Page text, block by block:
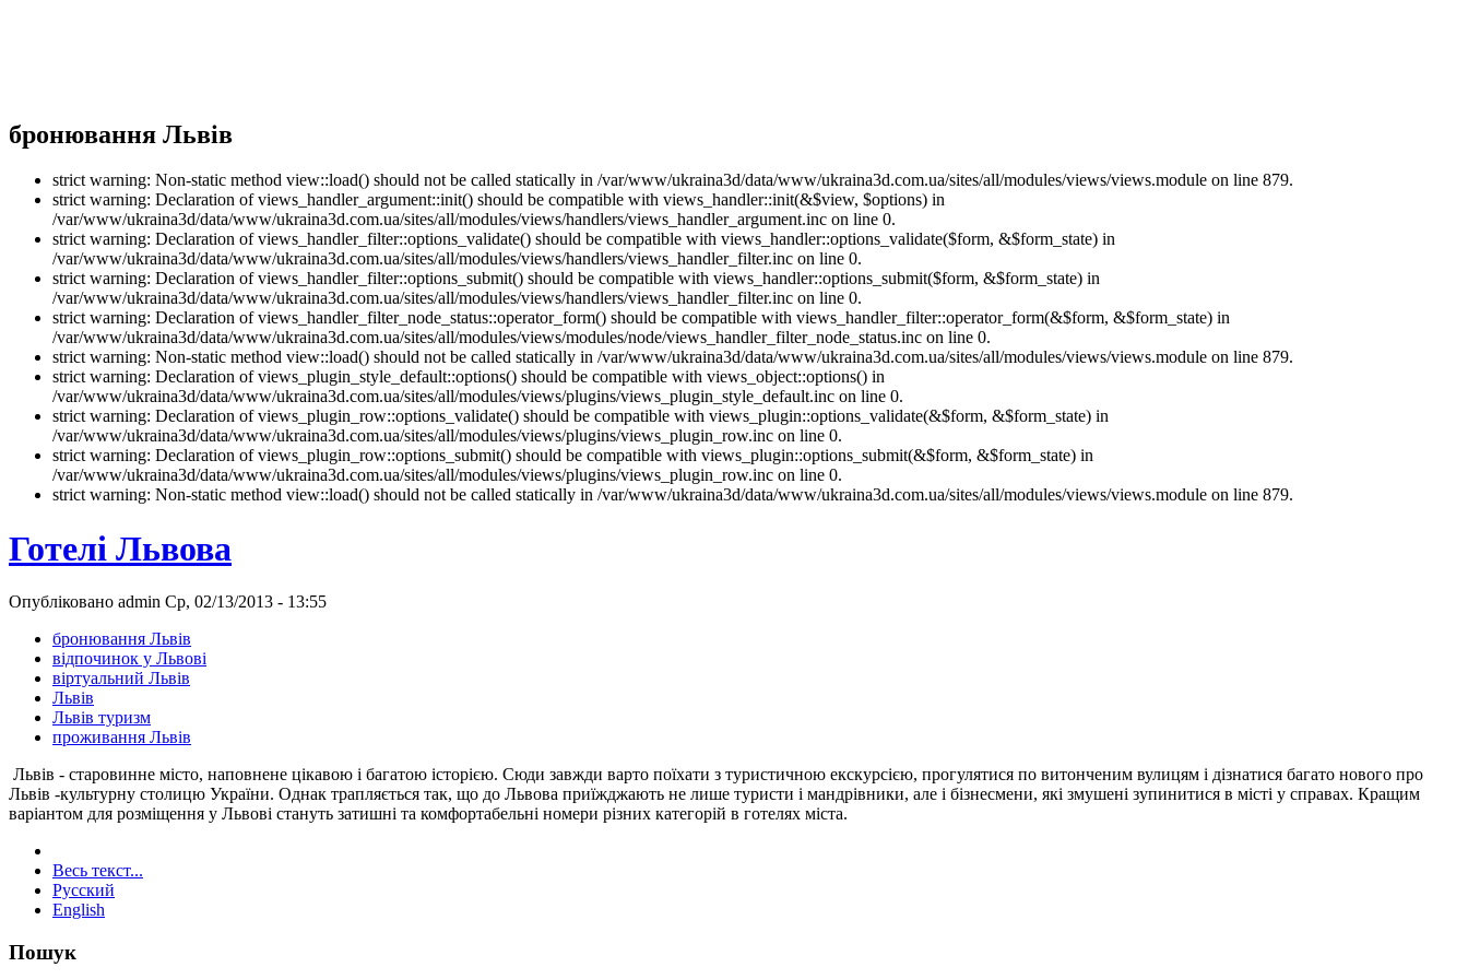
бронювання Львів
strict warning: Non-static method view::load() should not be called statically in /var/www/ukraina3d/data/www/ukraina3d.com.ua/sites/all/modules/views/views.module on line 879.
strict warning: Declaration of views_handler_argument::init() should be compatible with views_handler::init(&$view, $options) in
/var/www/ukraina3d/data/www/ukraina3d.com.ua/sites/all/modules/views/handlers/views_handler_argument.inc on line 0.
strict warning: Declaration of views_handler_filter::options_validate() should be compatible with views_handler::options_validate($form, &$form_state) in
/var/www/ukraina3d/data/www/ukraina3d.com.ua/sites/all/modules/views/handlers/views_handler_filter.inc on line 0.
strict warning: Declaration of views_handler_filter::options_submit() should be compatible with views_handler::options_submit($form, &$form_state) in
/var/www/ukraina3d/data/www/ukraina3d.com.ua/sites/all/modules/views/handlers/views_handler_filter.inc on line 0.
strict warning: Declaration of views_handler_filter_node_status::operator_form() should be compatible with views_handler_filter::operator_form(&$form, &$form_state) in
/var/www/ukraina3d/data/www/ukraina3d.com.ua/sites/all/modules/views/modules/node/views_handler_filter_node_status.inc on line 0.
strict warning: Non-static method view::load() should not be called statically in /var/www/ukraina3d/data/www/ukraina3d.com.ua/sites/all/modules/views/views.module on line 879.
strict warning: Declaration of views_plugin_style_default::options() should be compatible with views_object::options() in
/var/www/ukraina3d/data/www/ukraina3d.com.ua/sites/all/modules/views/plugins/views_plugin_style_default.inc on line 0.
strict warning: Declaration of views_plugin_row::options_validate() should be compatible with views_plugin::options_validate(&$form, &$form_state) in
/var/www/ukraina3d/data/www/ukraina3d.com.ua/sites/all/modules/views/plugins/views_plugin_row.inc on line 0.
strict warning: Declaration of views_plugin_row::options_submit() should be compatible with views_plugin::options_submit(&$form, &$form_state) in
/var/www/ukraina3d/data/www/ukraina3d.com.ua/sites/all/modules/views/plugins/views_plugin_row.inc on line 0.
strict warning: Non-static method view::load() should not be called statically in /var/www/ukraina3d/data/www/ukraina3d.com.ua/sites/all/modules/views/views.module on line 879.
Готелі Львова
Опубліковано admin Ср, 02/13/2013 - 13:55
бронювання Львів
відпочинок у Львові
віртуальний Львів
Львів
Львів туризм
проживання Львів
Львів - старовинне місто, наповнене цікавою і багатою історією. Сюди завжди варто поїхати з туристичною екскурсією, прогулятися по витонченим вулицям і дізнатися багато нового про
Львів -культурну столицю України. Однак трапляється так, що до Львова приїжджають не лише туристи і мандрівники, але і бізнесмени, які змушені зупинитися в місті у справах. Кращим
варіантом для розміщення у Львові стануть затишні та комфортабельні номери різних категорій в готелях міста.
Весь текст...
Русский
English
Пошук